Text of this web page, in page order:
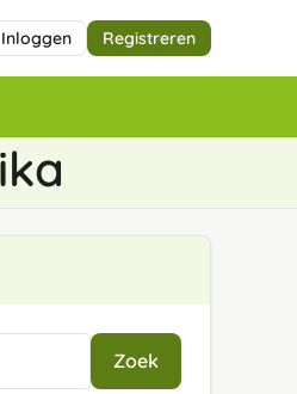
Inloggen Registreren
Zoek